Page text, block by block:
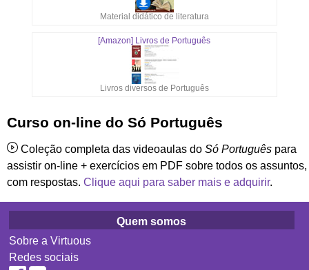
Material didático de literatura
[Amazon] Livros de Português
Livros diversos de Português
Curso on-line do Só Português
Coleção completa das videoaulas do Só Português para
assistir on-line + exercícios em PDF sobre todos os assuntos,
com respostas. Clique aqui para saber mais e adquirir.
Quem somos
Sobre a Virtuous
Redes sociais